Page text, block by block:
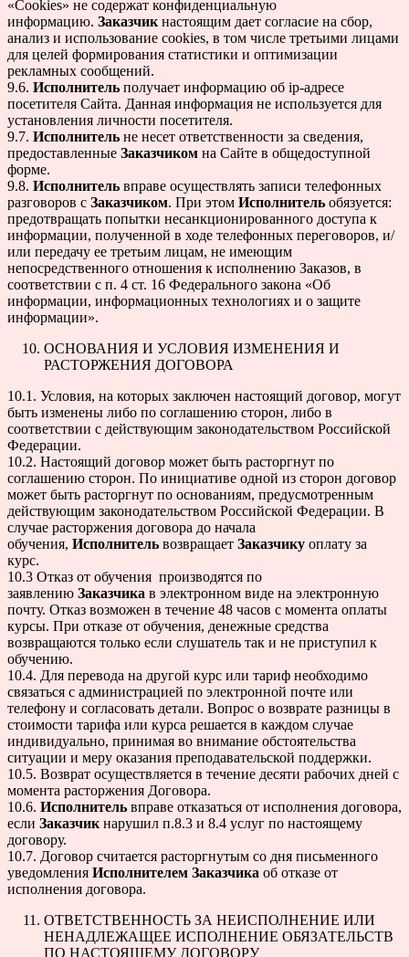
«Cookies» не содержат конфиденциальную
информацию. Заказчик настоящим дает согласие на сбор,
анализ и использование cookies, в том числе третьими лицами
для целей формирования статистики и оптимизации
рекламных сообщений.
9.6. Исполнитель получает информацию об ip-адресе
посетителя Сайта. Данная информация не используется для
установления личности посетителя.
9.7. Исполнитель не несет ответственности за сведения,
предоставленные Заказчиком на Сайте в общедоступной
форме.
9.8. Исполнитель вправе осуществлять записи телефонных
разговоров с Заказчиком. При этом Исполнитель обязуется:
предотвращать попытки несанкционированного доступа к
информации, полученной в ходе телефонных переговоров, и/
или передачу ее третьим лицам, не имеющим
непосредственного отношения к исполнению Заказов, в
соответствии с п. 4 ст. 16 Федерального закона «Об
информации, информационных технологиях и о защите
информации».
ОСНОВАНИЯ И УСЛОВИЯ ИЗМЕНЕНИЯ И
РАСТОРЖЕНИЯ ДОГОВОРА
10.1. Условия, на которых заключен настоящий договор, могут
быть изменены либо по соглашению сторон, либо в
соответствии с действующим законодательством Российской
Федерации.
10.2. Настоящий договор может быть расторгнут по
соглашению сторон. По инициативе одной из сторон договор
может быть расторгнут по основаниям, предусмотренным
действующим законодательством Российской Федерации. В
случае расторжения договора до начала
обучения, Исполнитель возвращает Заказчику оплату за
курс.
10.3 Отказ от обучения производятся по
заявлению Заказчика в электронном виде на электронную
почту. Отказ возможен в течение 48 часов с момента оплаты
курсы. При отказе от обучения, денежные средства
возвращаются только если слушатель так и не приступил к
обучению.
10.4. Для перевода на другой курс или тариф необходимо
связаться с администрацией по электронной почте или
телефону и согласовать детали. Вопрос о возврате разницы в
стоимости тарифа или курса решается в каждом случае
индивидуально, принимая во внимание обстоятельства
ситуации и меру оказания преподавательской поддержки.
10.5. Возврат осуществляется в течение десяти рабочих дней с
момента расторжения Договора.
10.6. Исполнитель вправе отказаться от исполнения договора,
если Заказчик нарушил п.8.3 и 8.4 услуг по настоящему
договору.
10.7. Договор считается расторгнутым со дня письменного
уведомления Исполнителем Заказчика об отказе от
исполнения договора.
ОТВЕТСТВЕННОСТЬ ЗА НЕИСПОЛНЕНИЕ ИЛИ
НЕНАДЛЕЖАЩЕЕ ИСПОЛНЕНИЕ ОБЯЗАТЕЛЬСТВ
ПО НАСТОЯЩЕМУ ДОГОВОРУ